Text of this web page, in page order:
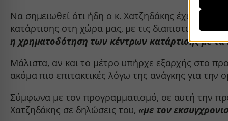
Να σημειωθεί ότι ήδη ο κ. Χατζηδάκης έχει
κατάρτισης στη χώρα μας, με τις διαπιστωμένες
η χρηματοδότηση των κέντρων κατάρτισης με
Μάλιστα, αν και το μέτρο υπήρχε εξαρχής στο
ακόμα πιο επιτακτικές λόγω της ανάγκης για
Σύμφωνα με τον προγραμματισμό, σε αυτή την
Χατζηδάκης σε δηλώσεις του, «με τον
η
Τα